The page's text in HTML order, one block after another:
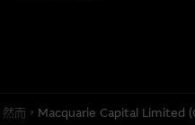
理的網站的連結。此等連結純為
無任何操控權，因此對此等網站
三者查詢。此外，載有第三者網站
而，Macquarie Capital